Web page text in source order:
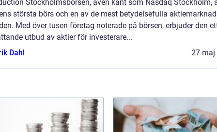
Stockholmsbörsen, även känt som Nasdaq Stockholm,
största börs och en av de mest betydelsefulla
Med över tusen företag noterade på börsen, erbjuder den
utbud av aktier för investerare...
Dahl
27 maj